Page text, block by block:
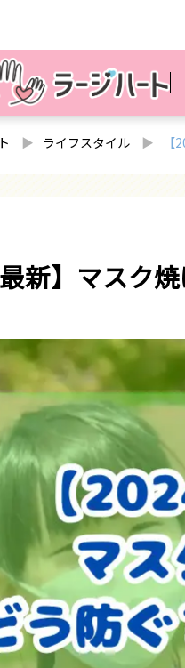
ライフスタイル
最新】マスク